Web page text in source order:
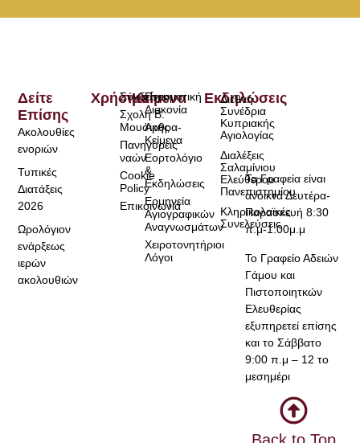
Τα Γραφεία είναι
ανοικτά Δευτέρα-
Παρασκευή 8:30
π.μ-1:00μ.μ
Το Γραφείο Αδειών
Γάμου και
Πιστοποιητκών
Ελευθερίας
εξυπηρετεί επίσης
και το Σάββατο
9:00 π.μ – 12 το
μεσημέρι
Χρήσιμα
Σύνδεσμοι
Σχολή Β.
Μουσικής
Πανηγύρεις
ναών
Cookie
Policy
Επικοινωνία
Κείμενα
Πνευματική
Διακονία
Άρθρα-
Κείμενα
Εορτολόγιο
&
Εκδηλώσεις
Ερμηνεία
Αγιογραφικών
Αναγνωσμάτων
Χειροτονητήριοι
Λόγοι
Δείτε
Επίσης
Ακολουθίες
ενοριών
Τυπικές
Διατάξεις
2026
Ωρολόγιον
ενάρξεως
ιερών
ακολουθιών
Εκδηλώσεις
Διεθνή
Συνέδρια
Κυπριακής
Αγιολογίας
Διαλέξεις
Σαλαμίνιου
Ελεύθερου
Πανεπιστημίου
Κληρικολαϊκές
Συνελεύσεις